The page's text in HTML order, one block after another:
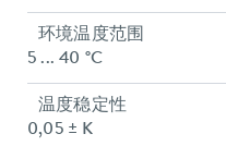
环境温度范围
5 ... 40 °C
温度稳定性
0,05 ± K